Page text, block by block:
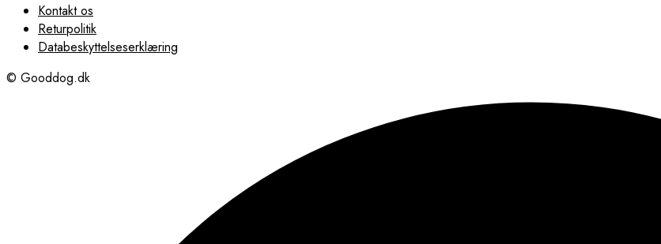
Kontakt os
Returpolitik
Databeskyttelseserklæring
© Gooddog.dk